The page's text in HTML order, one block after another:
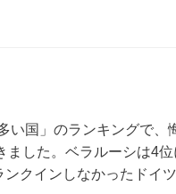
い国」のランキングで、
した。ベラルーシは4位
クインしなかったドイ